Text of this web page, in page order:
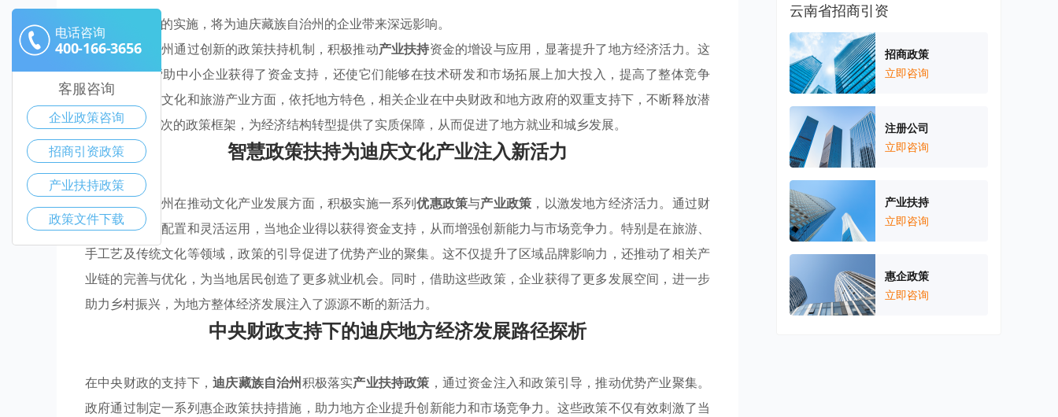
产业扶持政策的实施，将为迪庆藏族自治州的企业带来深远影响。
迪庆藏族自治州通过创新的政策扶持机制，积极推动产业扶持资金的增设与应用，显著提升了地方经济活力。这
些政策不仅帮助中小企业获得了资金支持，还使它们能够在技术研发和市场拓展上加大投入，提高了整体竞争
力。特别是在文化和旅游产业方面，依托地方特色，相关企业在中央财政和地方政府的双重支持下，不断释放潜
力。这种多层次的政策框架，为经济结构转型提供了实质保障，从而促进了地方就业和城乡发展。
智慧政策扶持为迪庆文化产业注入新活力
迪庆藏族自治州在推动文化产业发展方面，积极实施一系列优惠政策与产业政策 ，以激发地方经济活力。通过财
政资金的有效配置和灵活运用，当地企业得以获得资金支持，从而增强创新能力与市场竞争力。特别是在旅游、
手工艺及传统文化等领域，政策的引导促进了优势产业的聚集。这不仅提升了区域品牌影响力，还推动了相关产
业链的完善与优化，为当地居民创造了更多就业机会。同时，借助这些政策，企业获得了更多发展空间，进一步
助力乡村振兴，为地方整体经济发展注入了源源不断的新活力。
中央财政支持下的迪庆地方经济发展路径探析
在中央财政的支持下，迪庆藏族自治州积极落实产业扶持政策 ，通过资金注入和政策引导，推动优势产业聚集。
政府通过制定一系列惠企政策扶持措施，助力地方企业提升创新能力和市场竞争力。这些政策不仅有效刺激了当
云南省招商引资
招商政策
立即咨询
注册公司
立即咨询
产业扶持
立即咨询
惠企政策
立即咨询
电话咨询
400-166-3656
客服咨询
企业政策咨询
招商引资政策
产业扶持政策
政策文件下载